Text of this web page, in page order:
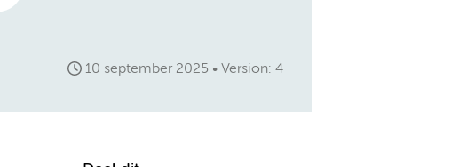
10 september 2025 Version: 4